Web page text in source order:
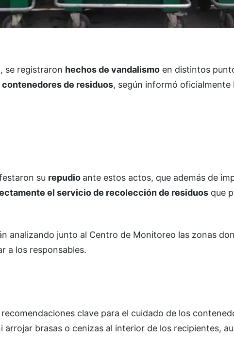
se registraron hechos de vandalismo en distintos
contenedores de residuos, según informó
su repudio ante estos actos, que además de
el servicio de recolección de residuos que
analizando junto al Centro de Monitoreo las zonas
a los responsables.
clave para el cuidado de los
arrojar brasas o cenizas al interior de los recipientes,